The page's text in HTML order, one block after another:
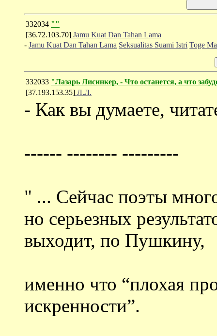
332034 ""
[36.72.103.70] Jamu Kuat Dan Tahan Lama
- Jamu Kuat Dan Tahan Lama Seksualitas Suami Istri Toge
332033 "Лазарь Лисинкер, - Что останется, а что
[37.193.153.35] Л.Л.
- Как вы думаете,
------ -------- ---------
" ... Сейчас поэты
но серьезных
выходит, по Пушкину,
именно что “плохая
искренности”.